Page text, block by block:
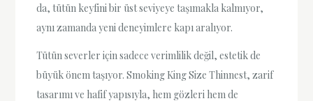
da, tütün keyfini bir üst seviyeye taşımakla kalmıyor,
aynı zamanda yeni deneyimlere kapı aralıyor.
Tütün severler için sadece verimlilik değil, estetik de
büyük önem taşıyor. Smoking King Size Thinnest, zarif
tasarımı ve hafif yapısıyla, hem gözleri hem de